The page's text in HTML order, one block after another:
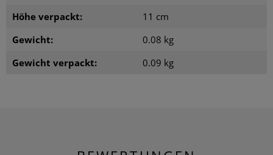
Höhe verpackt:
11 cm
Gewicht:
0.08 kg
Gewicht verpackt:
0.09 kg